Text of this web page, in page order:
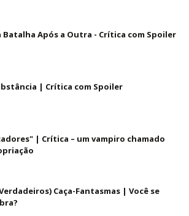
Batalha Após a Outra - Crítica com Spoiler
| Crítica com Spoiler
| Crítica – um vampiro chamado
Caça-Fantasmas | Você se